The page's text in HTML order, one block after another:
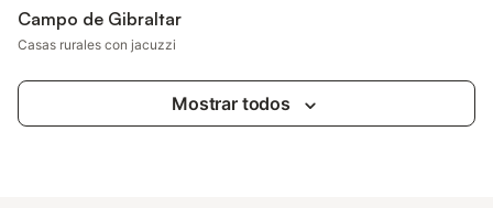
Campo de Gibraltar
Casas rurales con jacuzzi
Mostrar todos